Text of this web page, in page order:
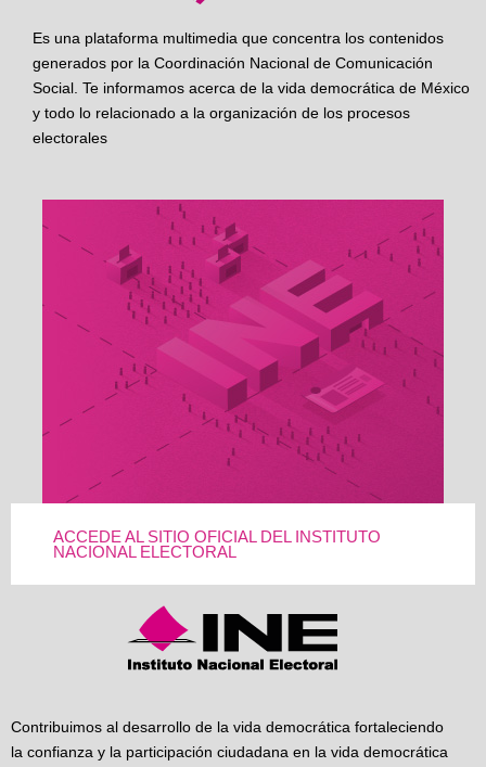
Es una plataforma multimedia que concentra los contenidos
generados por la Coordinación Nacional de Comunicación
Social. Te informamos acerca de la vida democrática de México
y todo lo relacionado a la organización de los procesos
electorales
ACCEDE AL SITIO OFICIAL DEL INSTITUTO
NACIONAL ELECTORAL
Contribuimos al desarrollo de la vida democrática fortaleciendo
la confianza y la participación ciudadana en la vida democrática